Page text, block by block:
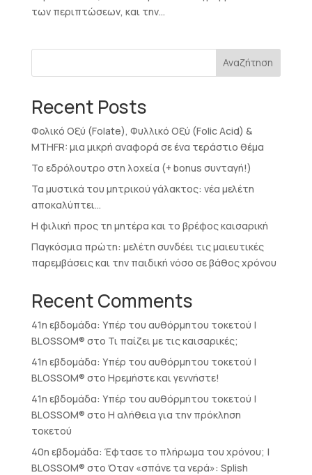
των περιπτώσεων, και την...
Αναζήτηση
Recent Posts
Φολικό Οξύ (Folate), Φυλλικό Οξύ (Folic Acid) &
MTHFR: μια μικρή αναφορά σε ένα τεράστιο θέμα
Το εδρόλουτρο στη λοχεία (+ bonus συνταγή!)
Τα μυστικά του μητρικού γάλακτος: νέα μελέτη
αποκαλύπτει…
Η φιλική προς τη μητέρα και το βρέφος καισαρική
Παγκόσμια πρώτη: μελέτη συνδέει τις μαιευτικές
παρεμβάσεις και την παιδική νόσο σε βάθος χρόνου
Recent Comments
41η εβδομάδα: Υπέρ του αυθόρμητου τοκετού |
BLOSSOM® στο Τι παίζει με τις καισαρικές;
41η εβδομάδα: Υπέρ του αυθόρμητου τοκετού |
BLOSSOM® στο Ηρεμήστε και γεννήστε!
41η εβδομάδα: Υπέρ του αυθόρμητου τοκετού |
BLOSSOM® στο Η αλήθεια για την πρόκληση
τοκετού
40η εβδομάδα: Έφτασε το πλήρωμα του χρόνου; |
BLOSSOM® στο Όταν «σπάνε τα νερά»: Splish